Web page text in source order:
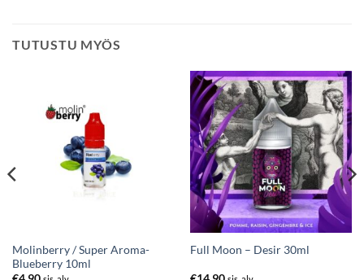
TUTUSTU MYÖS
Molinberry / Super Aroma-
Blueberry 10ml
Full Moon – Desir 30ml